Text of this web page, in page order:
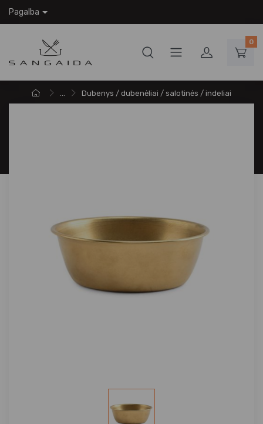
Pagalba
0
... Dubenys / dubenėliai / salotinės / indeliai